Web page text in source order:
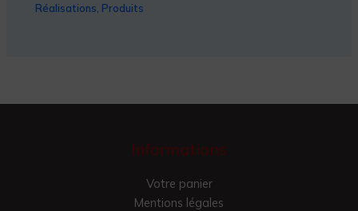
Réalisations Produits
Informations
Votre panier
Mentions légales